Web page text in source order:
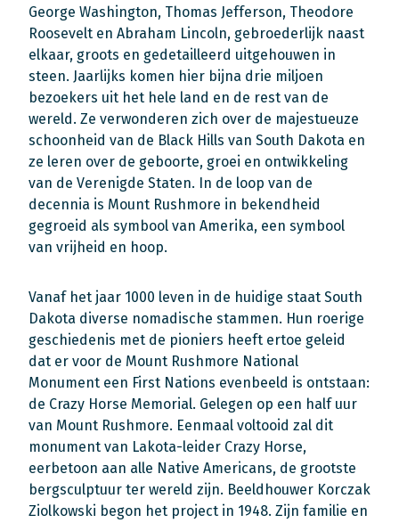
George Washington, Thomas Jefferson, Theodore
Roosevelt en Abraham Lincoln, gebroederlijk naast
elkaar, groots en gedetailleerd uitgehouwen in
steen. Jaarlijks komen hier bijna drie miljoen
bezoekers uit het hele land en de rest van de
wereld. Ze verwonderen zich over de majestueuze
schoonheid van de Black Hills van South Dakota en
ze leren over de geboorte, groei en ontwikkeling
van de Verenigde Staten. In de loop van de
decennia is Mount Rushmore in bekendheid
gegroeid als symbool van Amerika, een symbool
van vrijheid en hoop.
Vanaf het jaar 1000 leven in de huidige staat South
Dakota diverse nomadische stammen. Hun roerige
geschiedenis met de pioniers heeft ertoe geleid
dat er voor de Mount Rushmore National
Monument een First Nations evenbeeld is ontstaan:
de Crazy Horse Memorial. Gelegen op een half uur
van Mount Rushmore. Eenmaal voltooid zal dit
monument van Lakota-leider Crazy Horse,
eerbetoon aan alle Native Americans, de grootste
bergsculptuur ter wereld zijn. Beeldhouwer Korczak
Ziolkowski begon het project in 1948. Zijn familie en